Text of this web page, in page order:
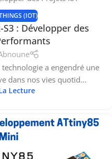
(IOT)
: Développer des
a engendré une
dans nos vies quotid...
Lecture